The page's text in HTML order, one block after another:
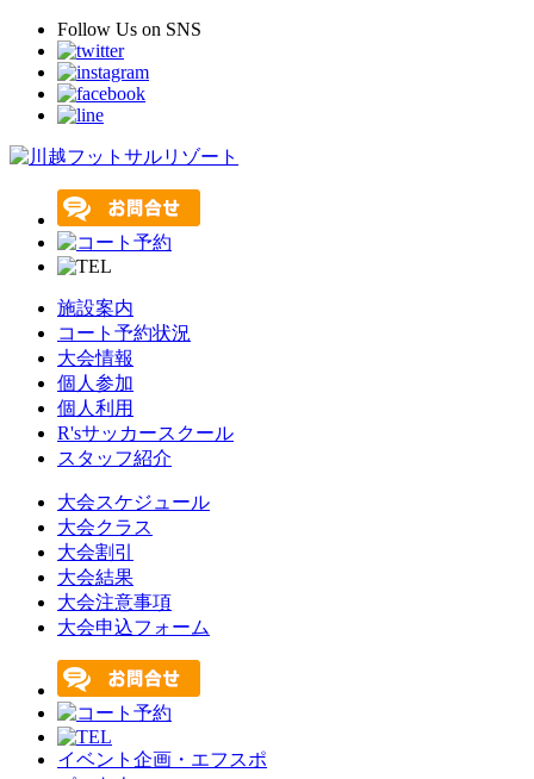
Follow Us on SNS
施設案内
コート予約状況
大会情報
個人参加
個人利用
R'sサッカースクール
スタッフ紹介
大会スケジュール
大会クラス
大会割引
大会結果
大会注意事項
大会申込フォーム
イベント企画・エフスポ